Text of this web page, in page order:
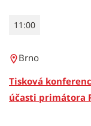
11:00
Brno
Tisková
účasti primátora